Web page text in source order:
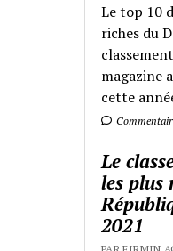
Le top 10
riches du
magazine
cette
Le
les plus
2021